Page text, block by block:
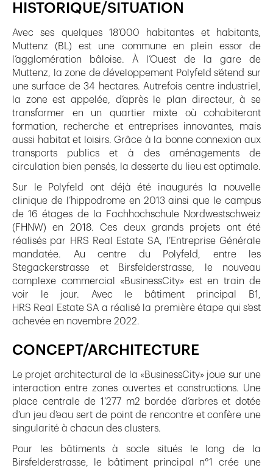
HISTORIQUE/SITUATION
Avec ses quelques 18’000 habitantes et habitants,
Muttenz (BL) est une commune en plein essor de
l’agglomération bâloise. À l’Ouest de la gare de
Muttenz, la zone de développement Polyfeld s’étend sur
une surface de 34 hectares. Autrefois centre industriel,
la zone est appelée, d’après le plan directeur, à se
transformer en un quartier mixte où cohabiteront
formation, recherche et entreprises innovantes, mais
aussi habitat et loisirs. Grâce à la bonne connexion aux
transports publics et à des aménagements de
circulation bien pensés, la desserte du lieu est optimale.
Sur le Polyfeld ont déjà été inaugurés la nouvelle
clinique de l’hippodrome en 2013 ainsi que le campus
de 16 étages de la Fachhochschule Nordwestschweiz
(FHNW) en 2018. Ces deux grands projets ont été
réalisés par HRS Real Estate SA, l’Entreprise Générale
mandatée. Au centre du Polyfeld, entre les
Stegackerstrasse et Birsfelderstrasse, le nouveau
complexe commercial «BusinessCity» est en train de
voir le jour. Avec le bâtiment principal B1,
HRS Real Estate SA a réalisé la première étape qui s’est
achevée en novembre 2022.
CONCEPT/ARCHITECTURE
Le projet architectural de la «BusinessCity» joue sur une
interaction entre zones ouvertes et constructions. Une
place centrale de 1’277 m2 bordée d’arbres et dotée
d’un jeu d’eau sert de point de rencontre et confère une
singularité à chacun des clusters.
Pour les bâtiments à socle situés le long de la
Birsfelderstrasse, le bâtiment principal n°1 crée une